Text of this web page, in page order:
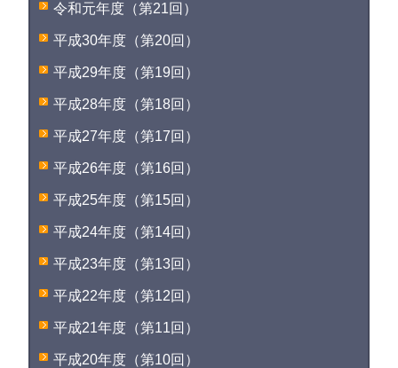
令和元年度（第21回）
平成30年度（第20回）
平成29年度（第19回）
平成28年度（第18回）
平成27年度（第17回）
平成26年度（第16回）
平成25年度（第15回）
平成24年度（第14回）
平成23年度（第13回）
平成22年度（第12回）
平成21年度（第11回）
平成20年度（第10回）